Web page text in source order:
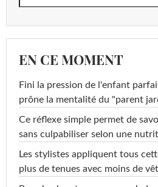
EN CE MOMENT
Fini la pression de l'enfant
prône la mentalité du "parent
Ce réflexe simple permet de
sans culpabiliser selon une
Les stylistes appliquent tous
plus de tenues avec moins de